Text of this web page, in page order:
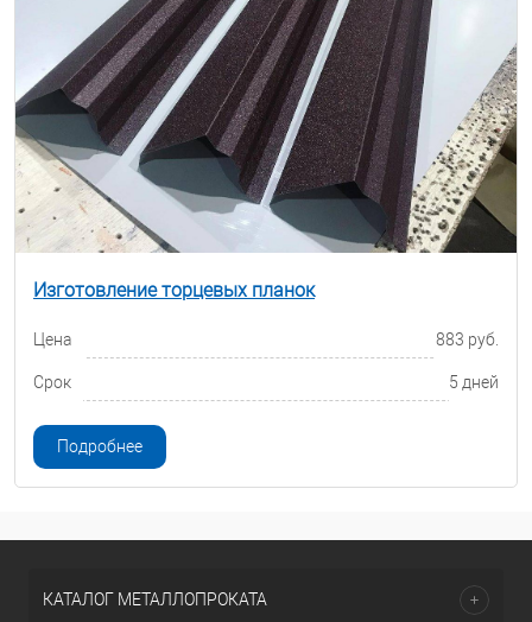
Изготовление торцевых планок
Цена 883 руб.
Срок 5 дней
Подробнее
КАТАЛОГ МЕТАЛЛОПРОКАТА